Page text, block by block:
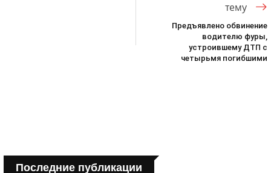
тему
Предъявлено обвинение
водителю фуры,
устроившему ДТП с
четырьмя погибшими
Последние публикации